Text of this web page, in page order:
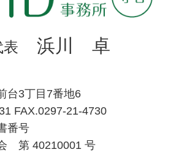
表 浜川 卓
台3丁目7番地6
FAX.0297-21-4730
番号
第 40210001 号